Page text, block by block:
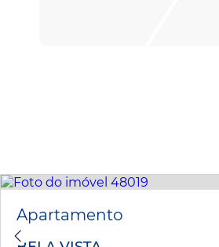
Apartamento